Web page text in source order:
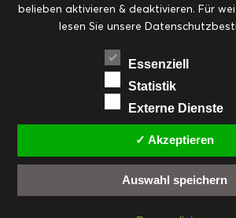
Eingemachtes Ohne Kategorie
RezepteSaisonalSlider
Suppen, Salate &
Vorspeisen, Salate &
Weihnachten Workshops & Events
FACEBOOK PINTEREST
belieben aktivieren & deaktivieren. Für
lesen Sie unsere
Essenziell
Statistik
Externe Dienste
✓ Akzeptieren
Auswahl speichern